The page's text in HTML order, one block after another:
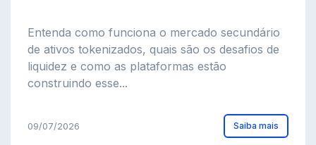
Entenda como funciona o mercado secundário
de ativos tokenizados, quais são os desafios de
liquidez e como as plataformas estão
construindo esse...
09/07/2026 Saiba mais